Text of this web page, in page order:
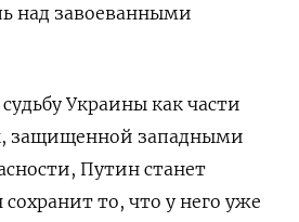
над завоеванными
Украины как части
защищенной западными
Путин станет
то, что у него уже